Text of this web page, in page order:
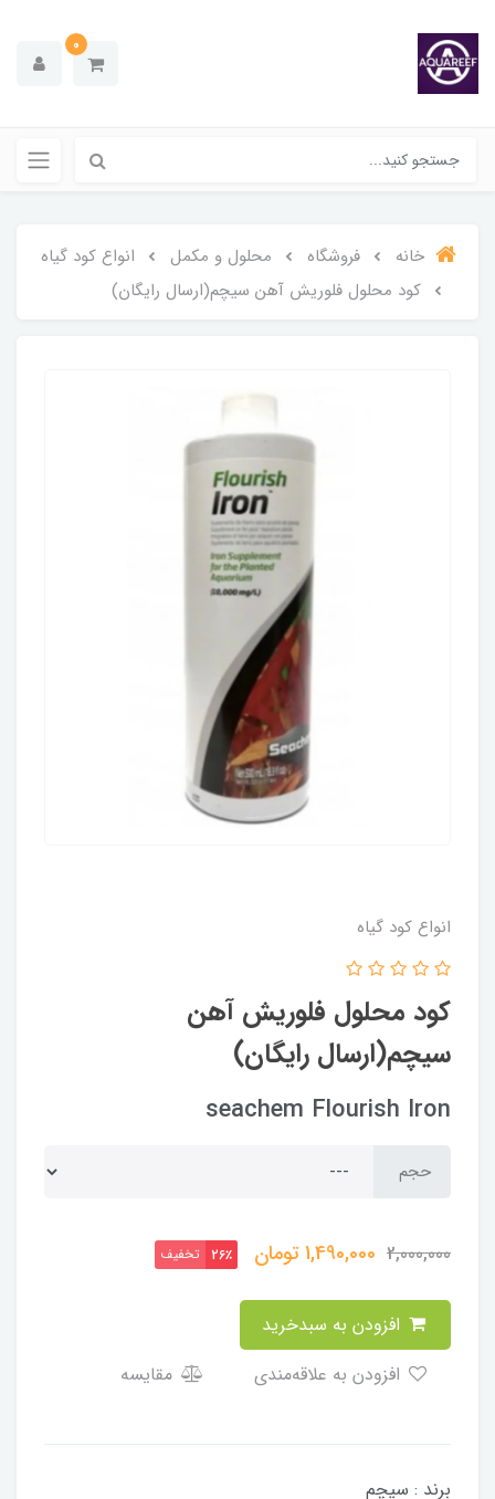
0
خانه فروشگاه محلول و مکمل
انواع کود گیاه
کود محلول فلوریش آهن سیچم(ارسال رایگان)
انواع کود گیاه
کود محلول فلوریش آهن
سیچم(ارسال رایگان)
seachem Flourish Iron
حجم
2,000,000
1,490,000تومان 26٪ تخفیف
مقایسه
برند : سیچم